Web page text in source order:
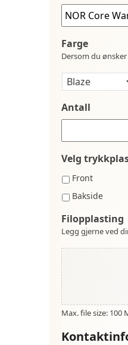
Farge
Dersom du
Antall
Velg
Front
Bakside
Filopplasting
Legg gjerne ved
Max. file size: 100